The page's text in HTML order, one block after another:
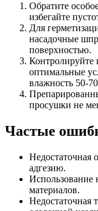
Обратите
избегайте
Для
насадочные
поверхностью.
Контролируйте
оптимальные
влажность 50-
просушки не
Частые
Недостаточная
адгезию.
Использование
материалов.
Недостаточная